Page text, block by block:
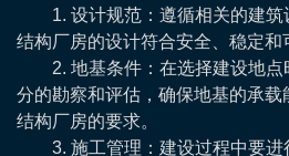
1. 设计规范：遵循相关的建
结构厂房的设计符合安全、稳定和
2. 地基条件：在选择建设地
分的勘察和评估，确保地基的承载
结构厂房的要求。
3. 施工管理：建设过程中要